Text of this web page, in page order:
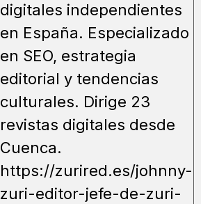
digitales independientes
en España. Especializado
en SEO, estrategia
editorial y tendencias
culturales. Dirige 23
revistas digitales desde
Cuenca.
https://zurired.es/johnny-
zuri-editor-jefe-de-zuri-